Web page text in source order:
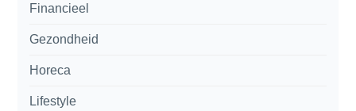
Financieel
Gezondheid
Horeca
Lifestyle